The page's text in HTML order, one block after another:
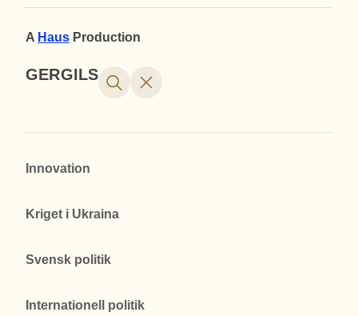
A Haus Production
GERGILS
Innovation
Kriget i Ukraina
Svensk politik
Internationell politik